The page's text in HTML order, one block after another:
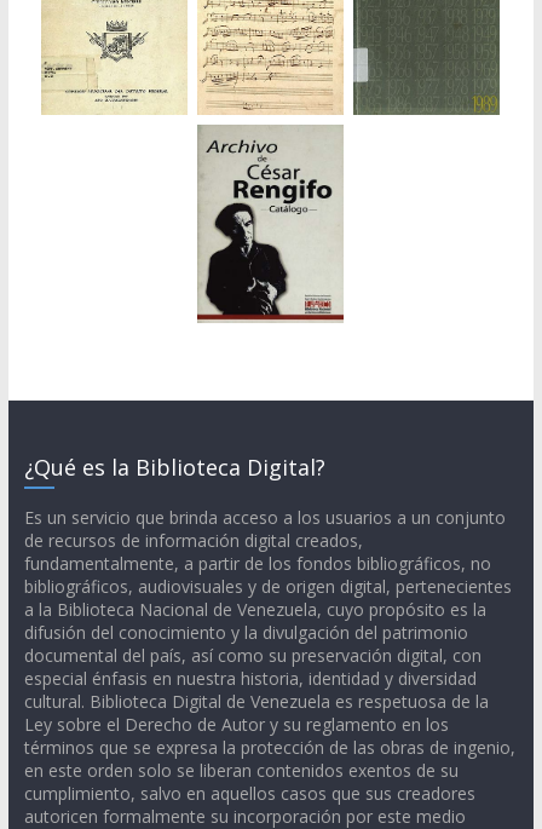
¿Qué es la Biblioteca Digital?
Es un servicio que brinda acceso a los usuarios a un conjunto
de recursos de información digital creados,
fundamentalmente, a partir de los fondos bibliográficos, no
bibliográficos, audiovisuales y de origen digital, pertenecientes
a la Biblioteca Nacional de Venezuela, cuyo propósito es la
difusión del conocimiento y la divulgación del patrimonio
documental del país, así como su preservación digital, con
especial énfasis en nuestra historia, identidad y diversidad
cultural. Biblioteca Digital de Venezuela es respetuosa de la
Ley sobre el Derecho de Autor y su reglamento en los
términos que se expresa la protección de las obras de ingenio,
en este orden solo se liberan contenidos exentos de su
cumplimiento, salvo en aquellos casos que sus creadores
autoricen formalmente su incorporación por este medio